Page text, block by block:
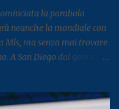
la parabola
neanche la mondiale con
Mls, ma senza mai trovare
A San Diego dal gennaio
non era stato cattivo: 9